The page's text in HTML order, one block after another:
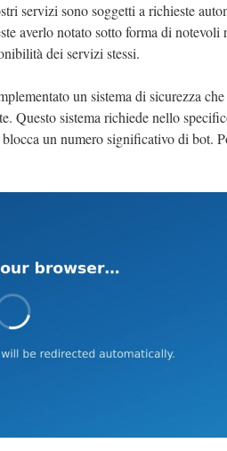
servizi sono soggetti a richieste
averlo notato sotto forma di notevoli
dei servizi stessi.
un sistema di sicurezza
Questo sistema richiede nello
un numero significativo di bot.